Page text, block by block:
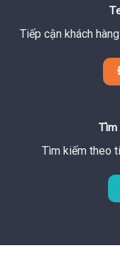
Tiếp cận khách
Tìm
Tìm kiếm theo